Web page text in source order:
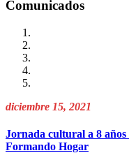
Comunicados
diciembre 15, 2021
Jornada cultural a 8 años
Formando Hogar